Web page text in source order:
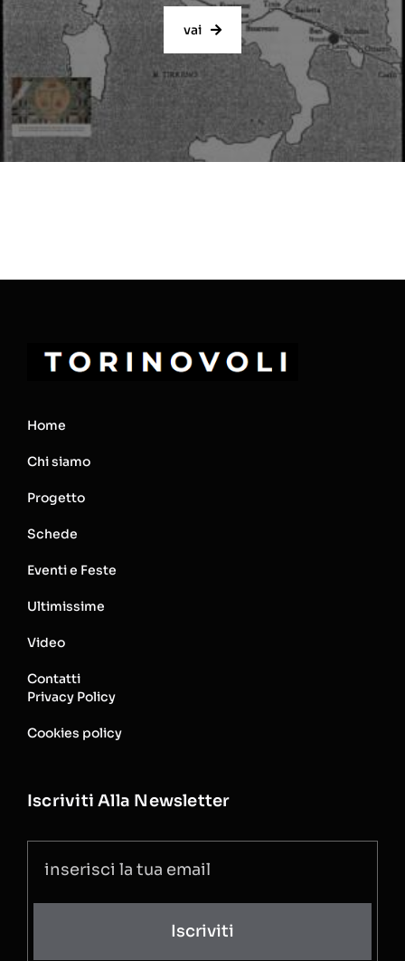
vai
Home
Chi siamo
Progetto
Schede
Eventi e Feste
Ultimissime
Video
Contatti
Privacy Policy
Cookies policy
Iscriviti Alla Newsletter
Iscriviti